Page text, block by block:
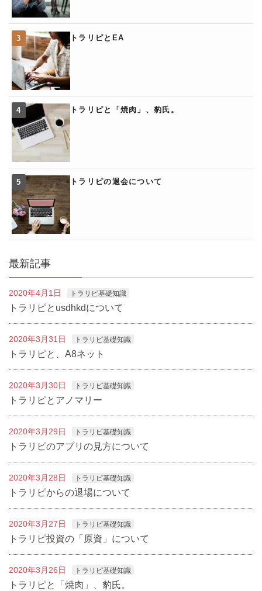
トラリピとEA
トラリピと「焼肉」、豹氏。
トラリピの退会について
最新記事
2020年4月1日 トラリピ基礎知識
トラリピとusdhkdについて
2020年3月31日 トラリピ基礎知識
トラリピと、A8ネット
2020年3月30日 トラリピ基礎知識
トラリピとアノマリー
2020年3月29日 トラリピ基礎知識
トラリピのアプリの見方について
2020年3月28日 トラリピ基礎知識
トラリピからの退場について
2020年3月27日 トラリピ基礎知識
トラリピ投資の「原資」について
2020年3月26日 トラリピ基礎知識
トラリピと「焼肉」、豹氏。